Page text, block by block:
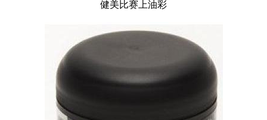
健美比赛上油彩